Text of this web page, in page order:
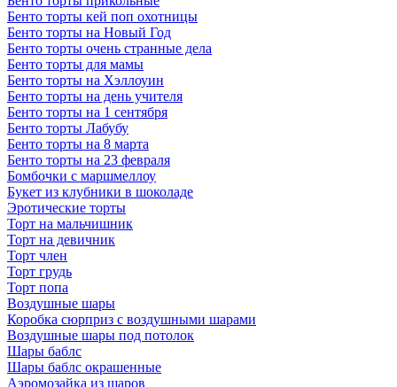
Бенто торты кей поп охотницы
Бенто торты на Новый Год
Бенто торты очень странные дела
Бенто торты для мамы
Бенто торты на Хэллоуин
Бенто торты на день учителя
Бенто торты на 1 сентября
Бенто торты Лабубу
Бенто торты на 8 марта
Бенто торты на 23 февраля
Бомбочки с маршмеллоу
Букет из клубники в шоколаде
Эротические торты
Торт на мальчишник
Торт на девичник
Торт член
Торт грудь
Торт попа
Воздушные шары
Коробка сюрприз с воздушными шарами
Воздушные шары под потолок
Шары баблс
Шары баблс окрашенные
Аэромозайка из шаров